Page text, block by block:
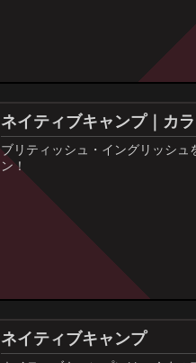
ネイティブキャンプ｜カ
ブリティッシュ・イングリッシュ
ン！
ネイティブキャンプ